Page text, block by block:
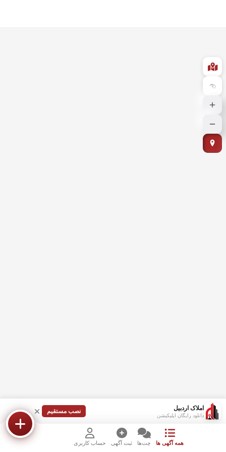
املاک اردبیل
دانلود رایگان اپلیکیشن
نصب مستقیم
همه آگهی ها چت‌ها ثبت آگهی حساب کاربری